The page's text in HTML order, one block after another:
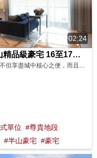
02:24
【yoo 18 BONHAM】 參觀西半山精品級豪宅 16至17樓連裝修複式單位 ｜品味理想家居
單位 #尊貴地段
#半山豪宅 #豪宅